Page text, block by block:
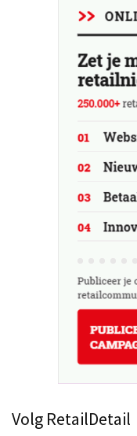
Volg RetailDetail